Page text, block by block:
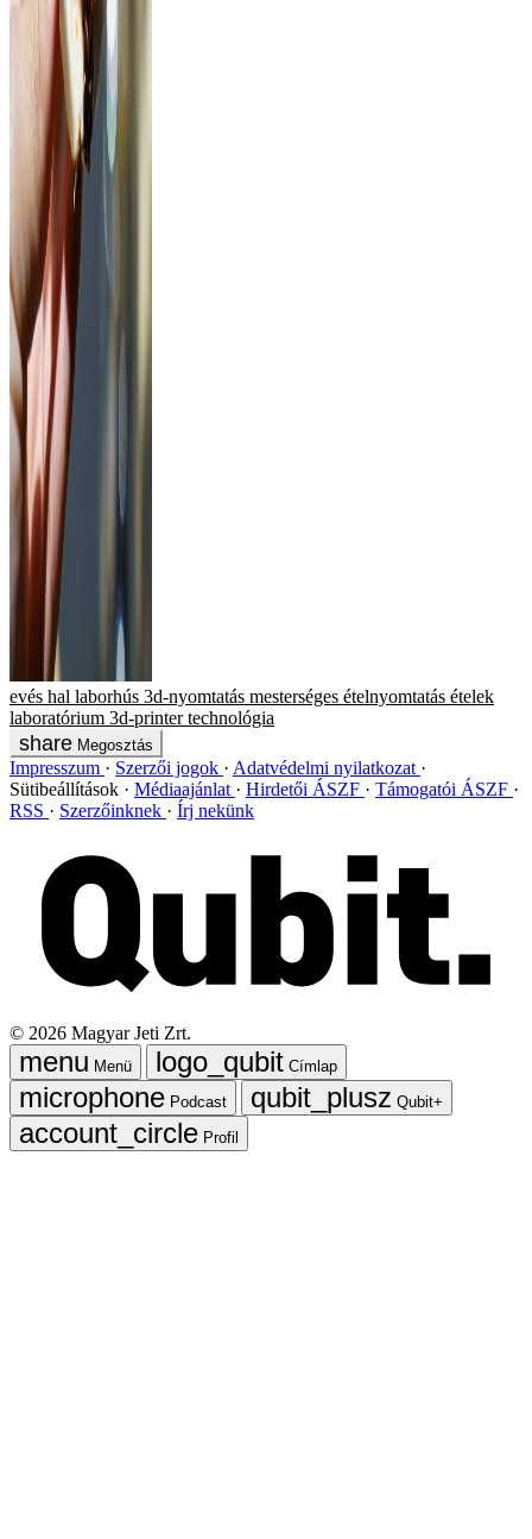
evés hal laborhús 3d-nyomtatás mesterséges ételnyomtatás ételek
laboratórium 3d-printer technológia
Megosztás
Impresszum Szerzői jogok
Adatvédelmi nyilatkozat
Sütibeállítások
Médiaajánlat Hirdetői ÁSZF
Támogatói ÁSZF
RSS
Szerzőinknek Írj nekünk
© 2026 Magyar Jeti Zrt.
Menü
Címlap
Podcast
Qubit+
Profil